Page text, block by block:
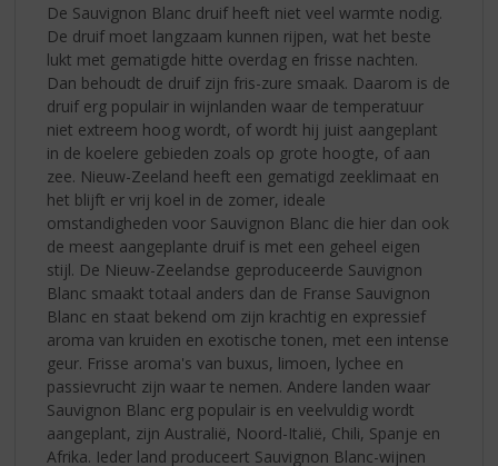
De Sauvignon Blanc druif heeft niet veel warmte nodig.
De druif moet langzaam kunnen rijpen, wat het beste
lukt met gematigde hitte overdag en frisse nachten.
Dan behoudt de druif zijn fris-zure smaak. Daarom is de
druif erg populair in wijnlanden waar de temperatuur
niet extreem hoog wordt, of wordt hij juist aangeplant
in de koelere gebieden zoals op grote hoogte, of aan
zee. Nieuw-Zeeland heeft een gematigd zeeklimaat en
het blijft er vrij koel in de zomer, ideale
omstandigheden voor Sauvignon Blanc die hier dan ook
de meest aangeplante druif is met een geheel eigen
stijl. De Nieuw-Zeelandse geproduceerde Sauvignon
Blanc smaakt totaal anders dan de Franse Sauvignon
Blanc en staat bekend om zijn krachtig en expressief
aroma van kruiden en exotische tonen, met een intense
geur. Frisse aroma's van buxus, limoen, lychee en
passievrucht zijn waar te nemen. Andere landen waar
Sauvignon Blanc erg populair is en veelvuldig wordt
aangeplant, zijn Australië, Noord-Italië, Chili, Spanje en
Afrika. Ieder land produceert Sauvignon Blanc-wijnen